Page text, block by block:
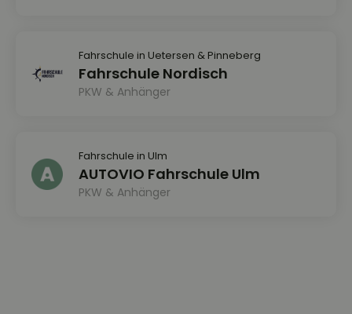
Fahrschule in Uetersen & Pinneberg
Fahrschule Nordisch
PKW & Anhänger
Fahrschule in Ulm
AUTOVIO Fahrschule Ulm
PKW & Anhänger